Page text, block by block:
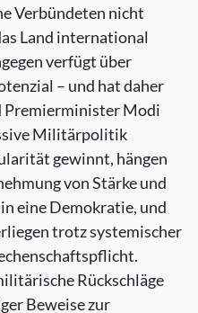
Verbündeten nicht
Land international
verfügt über
– und hat daher
Premierminister Modi
Militärpolitik
gewinnt, hängen
von Stärke und
eine Demokratie, und
trotz systemischer
Rückschläge
Beweise zur